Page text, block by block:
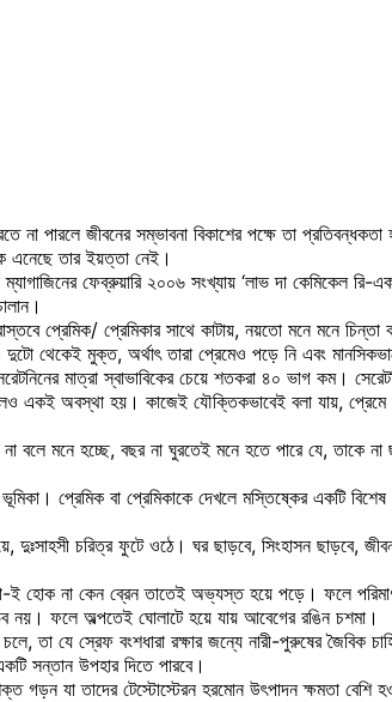
পারলে জীবনের সম্ভাবনা বিকাশের পক্ষে তা
এনেছে তার ইয়ত্তা নেই।
ফেব্রুয়ারি ২০০৬ সংখ্যায় ‘লাভ দা কেমিকেল রি-
প্রেমিক/ প্রেমিকার সাথে কাটায়, নয়তো মনে মনে
থেকেই মুক্ত, অর্থাৎ তারা প্রেমেও পড়ে নি এবং
মাত্রা স্বাভাবিকের চেয়ে শতকরা ৪০ ভাগ কম।
একই অবস্থা হয়। কাজেই যৌক্তিকভাবেই বলা যায়,
বলে মনে হচ্ছে, বছর না ঘুরতেই মনে হতে পারে যে, তাকে
প্রেমিক বা প্রেমিকাকে দেখলে মস্তিষ্কের একটি
চরিত্র ফুটে ওঠে। ঘর ছাড়বে, সিংহাসন ছাড়বে,
ই হোক না কেন ব্রেন তাতেই অভ্যস্ত হয়ে পড়ে। ফলে
ফলে অল্পতেই ঘোলাটে হয়ে যায় আবেগের রঙিন চশমা।
তা যে স্রেফ বংশধারা রক্ষার জন্যে নারী-পুরুষের জৈবিক
সন্তান উপহার দিতে পারবে।
যা তাদের টেস্টোস্টেরন হরমোন উৎপাদন ক্ষমতা বেশি